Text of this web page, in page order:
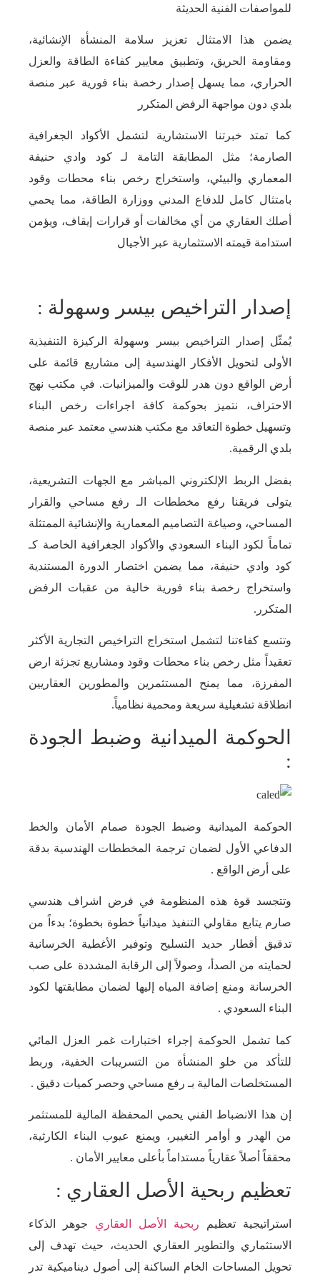
للمواصفات الفنية الحديثة
يضمن هذا الامتثال تعزيز سلامة المنشأة الإنشائية،
ومقاومة الحريق، وتطبيق معايير كفاءة الطاقة والعزل
الحراري، مما يسهل إصدار رخصة بناء فورية عبر منصة
بلدي دون مواجهة الرفض المتكرر
كما تمتد خبرتنا الاستشارية لتشمل الأكواد الجغرافية
الصارمة؛ مثل المطابقة التامة لـ كود وادي حنيفة
المعماري والبيئي، واستخراج رخص بناء محطات وقود
بامتثال كامل للدفاع المدني ووزارة الطاقة، مما يحمي
أصلك العقاري من أي مخالفات أو قرارات إيقاف، ويؤمن
استدامة قيمته الاستثمارية عبر الأجيال
إصدار التراخيص بيسر وسهولة :
يُمثّل إصدار التراخيص بيسر وسهولة الركيزة التنفيذية
الأولى لتحويل الأفكار الهندسية إلى مشاريع قائمة على
أرض الواقع دون هدر للوقت والميزانيات. في مكتب نهج
الاحتراف، نتميز بحوكمة كافة اجراءات رخص البناء
وتسهيل خطوة التعاقد مع مكتب هندسي معتمد عبر منصة
بلدي الرقمية.
بفضل الربط الإلكتروني المباشر مع الجهات التشريعية،
يتولى فريقنا رفع مخططات الـ رفع مساحي والقرار
المساحي، وصياغة التصاميم المعمارية والإنشائية الممتثلة
تماماً لكود البناء السعودي والأكواد الجغرافية الخاصة كـ
كود وادي حنيفة، مما يضمن اختصار الدورة المستندية
واستخراج رخصة بناء فورية خالية من عقبات الرفض
المتكرر.
وتتسع كفاءتنا لتشمل استخراج التراخيص التجارية الأكثر
تعقيداً مثل رخص بناء محطات وقود ومشاريع تجزئة ارض
المفرزة، مما يمنح المستثمرين والمطورين العقاريين
انطلاقة تشغيلية سريعة ومحمية نظامياً.
الحوكمة الميدانية وضبط الجودة
:
الحوكمة الميدانية وضبط الجودة صمام الأمان والخط
الدفاعي الأول لضمان ترجمة المخططات الهندسية بدقة
على أرض الواقع .
وتتجسد قوة هذه المنظومة في فرض اشراف هندسي
صارم يتابع مقاولي التنفيذ ميدانياً خطوة بخطوة؛ بدءاً من
تدقيق أقطار حديد التسليح وتوفير الأغطية الخرسانية
لحمايته من الصدأ، وصولاً إلى الرقابة المشددة على صب
الخرسانة ومنع إضافة المياه إليها لضمان مطابقتها لكود
البناء السعودي .
كما تشمل الحوكمة إجراء اختبارات غمر العزل المائي
للتأكد من خلو المنشأة من التسريبات الخفية، وربط
المستخلصات المالية بـ رفع مساحي وحصر كميات دقيق .
إن هذا الانضباط الفني يحمي المحفظة المالية للمستثمر
من الهدر و أوامر التغيير، ويمنع عيوب البناء الكارثية،
محققاً أصلاً عقارياً مستداماً بأعلى معايير الأمان .
تعظيم ربحية الأصل العقاري :
استراتيجية تعظيم ربحية الأصل العقاري جوهر الذكاء
الاستثماري والتطوير العقاري الحديث، حيث تهدف إلى
تحويل المساحات الخام الساكنة إلى أصول ديناميكية تدر